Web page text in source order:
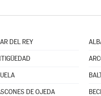
DEL REY
DE OJEDA